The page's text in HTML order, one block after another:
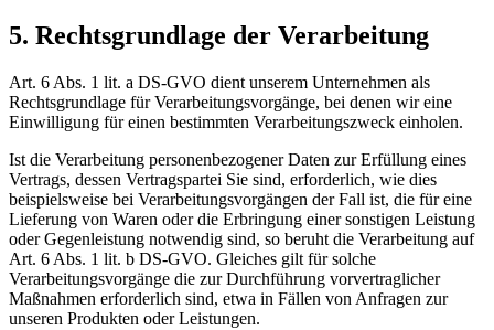
5. Rechtsgrundlage der Verarbeitung
Art. 6 Abs. 1 lit. a DS-GVO dient unserem Unternehmen als
Rechtsgrundlage für Verarbeitungsvorgänge, bei denen wir eine
Einwilligung für einen bestimmten Verarbeitungszweck einholen.
Ist die Verarbeitung personenbezogener Daten zur Erfüllung eines
Vertrags, dessen Vertragspartei Sie sind, erforderlich, wie dies
beispielsweise bei Verarbeitungsvorgängen der Fall ist, die für eine
Lieferung von Waren oder die Erbringung einer sonstigen Leistung
oder Gegenleistung notwendig sind, so beruht die Verarbeitung auf
Art. 6 Abs. 1 lit. b DS-GVO. Gleiches gilt für solche
Verarbeitungsvorgänge die zur Durchführung vorvertraglicher
Maßnahmen erforderlich sind, etwa in Fällen von Anfragen zur
unseren Produkten oder Leistungen.